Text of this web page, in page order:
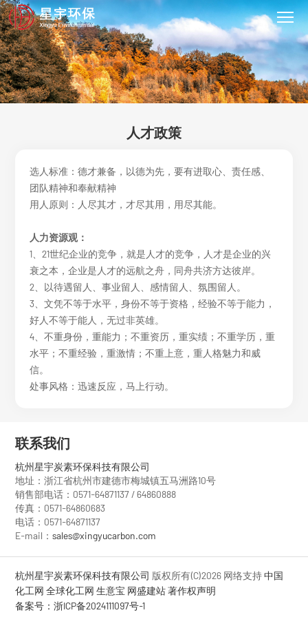
人才政策
选人标准：德才兼备，以德为先，要有进取心、责任感、
团队精神和奉献精神
用人原则：人尽其才，才尽其用，用尽其能。
人力资源观：
1、21世纪企业的竞争，就是人才的竞争，人才是企业的兴
衰之本，企业是人才的远航之舟，同舟共济方达彼岸。
2、以待遇留人、事业留人、感情留人、氛围留人。
3、文凭不等于水平，身份不等于资格，经验不等于能力，
好人不等于能人，无过非英雄。
4、不重身份，重能力；不重资历，重实绩；不重学历，重
水平；不重经验，重激情；不重上意，重人格魅力和威
信。
处事风格：迅速反应，马上行动。
联系我们
杭州星宇炭素环保科技有限公司
地址：浙江省杭州市建德市梅城镇五马洲路10号
销售部电话：0571-64871137 / 64860888
传真：0571-64860683
电话：0571-64871137
E-mail：sales@xingyucarbon.com
杭州星宇炭素环保科技有限公司 版权所有(C)2026 网络支持 中国
化工网 全球化工网 生意宝 网盛建站 著作权声明
备案号：浙ICP备2024111097号-1